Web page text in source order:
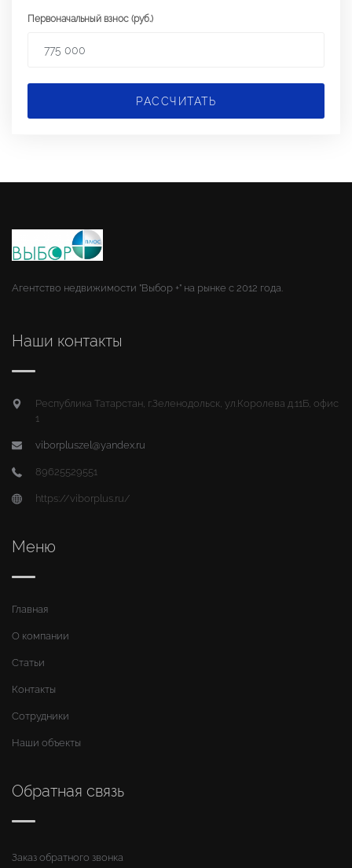
Первоначальный взнос (руб.)
РАССЧИТАТЬ
Агентство недвижимости "Выбор +" на рынке с 2012 года.
Наши контакты
Республика Татарстан, г.Зеленодольск, ул.Королева д.11Б, офис
1
viborpluszel@yandex.ru
89625529551
https://viborplus.ru/
Меню
Главная
О компании
Статьи
Контакты
Сотрудники
Наши объекты
Обратная связь
Заказ обратного звонка